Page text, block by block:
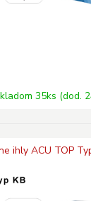
35ks (dod.
ihly ACU TOP